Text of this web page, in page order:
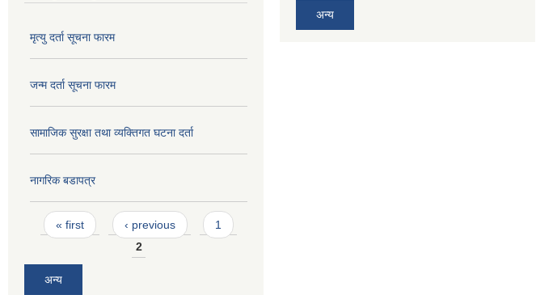
मृत्यु दर्ता सूचना फारम
जन्म दर्ता सूचना फारम
सामाजिक सुरक्षा तथा व्यक्तिगत घटना दर्ता
नागरिक बडापत्र
Pages
« first ‹ previous
1
2
अन्य
अन्य